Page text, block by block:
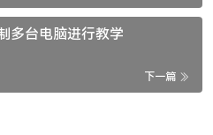
多台电脑进行教学
下一篇